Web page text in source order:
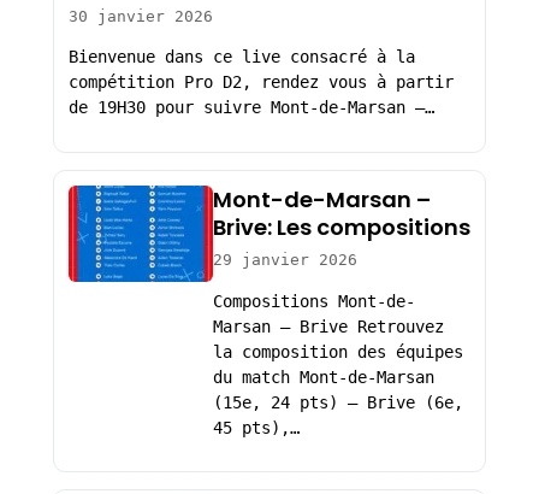
30 janvier 2026
Bienvenue dans ce live consacré à la
compétition Pro D2, rendez vous à partir
de 19H30 pour suivre Mont-de-Marsan –…
Mont-de-Marsan –
Brive: Les compositions
29 janvier 2026
Compositions Mont-de-
Marsan – Brive Retrouvez
la composition des équipes
du match Mont-de-Marsan
(15e, 24 pts) – Brive (6e,
45 pts),…